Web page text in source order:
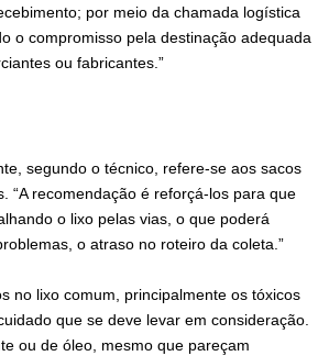
por meio da chamada logística
o compromisso pela destinação adequada
ou fabricantes.”
segundo o técnico, refere-se aos sacos
“A recomendação é reforçá-los para que
o lixo pelas vias, o que poderá
o atraso no roteiro da coleta.”
no lixo comum, principalmente os tóxicos
que se deve levar em consideração.
ou de óleo, mesmo que pareçam